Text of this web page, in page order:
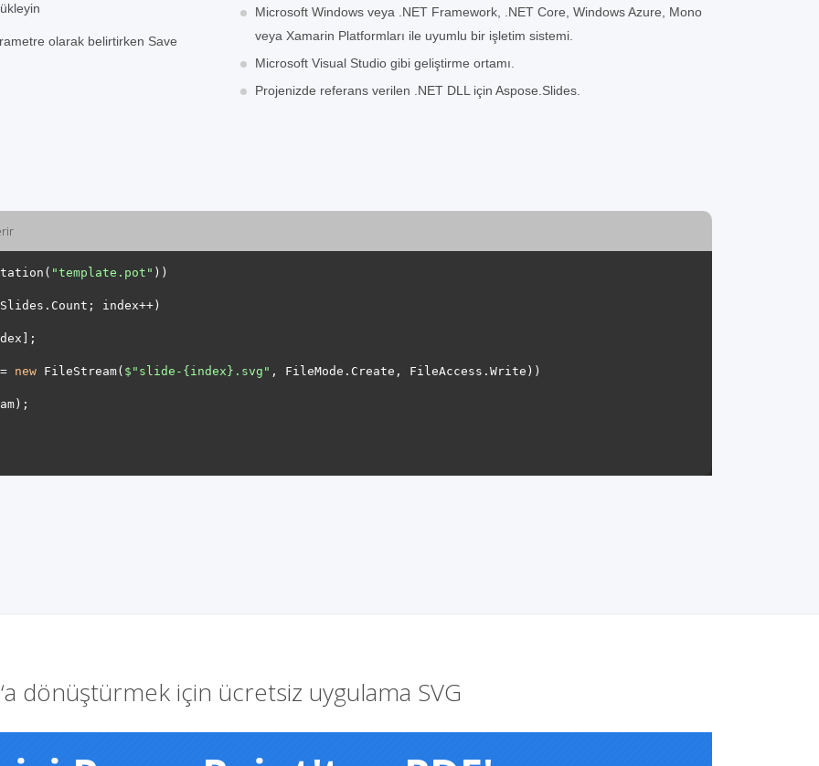
olarak belirtirken Save
Microsoft Windows veya .NET Framework, .NET Core, Windows Azure, Mono
veya Xamarin Platformları ile uyumlu bir işletim sistemi.
Microsoft Visual Studio gibi geliştirme ortamı.
Projenizde referans verilen .NET DLL için Aspose.Slides.
"template.pot"
new FileStream( $"slide- {index} .svg"
dönüştürmek için ücretsiz uygulama SVG